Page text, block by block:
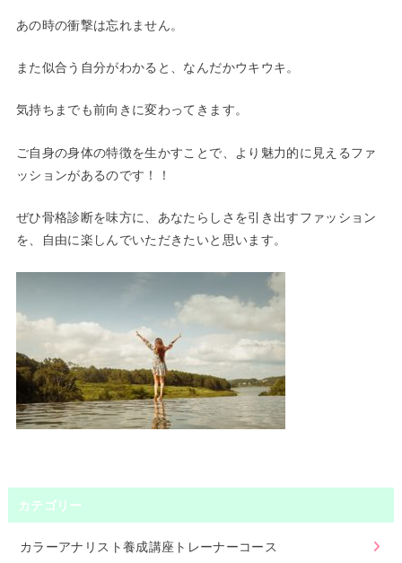
あの時の衝撃は忘れません。
また似合う自分がわかると、なんだかウキウキ。
気持ちまでも前向きに変わってきます。
ご自身の身体の特徴を生かすことで、より魅力的に見えるファ
ッションがあるのです！！
ぜひ骨格診断を味方に、あなたらしさを引き出すファッション
を、自由に楽しんでいただきたいと思います。
カテゴリー
カラーアナリスト養成講座トレーナーコース